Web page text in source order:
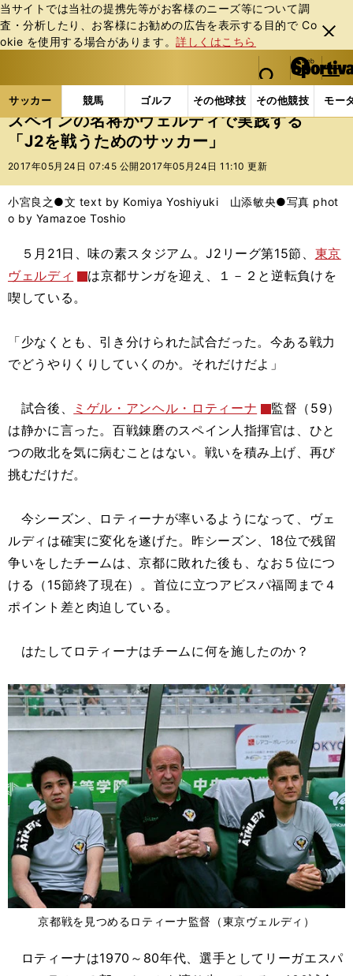
当サイトでは当社の提携先等がお客様のニーズ等について調
査・分析したり、お客様にお勧めの広告を表⽰する⽬的で Co
okie を使⽤する場合があります。詳しくはこちら
閉じ
る
web Sportiva (webスポルティーバ)
検索
マイペ
ー
ジ
メニュ
サッカー 競馬 ゴルフ その他球技 その他競技 モー
ス
ポ
ル
バ
サッカーの記事一覧 Jリーグ他 Jリーグ スペイ
スペインの名将がヴェルディで実践する
「J2を戦うためのサッカー」
2017年05月24日 07:45 公開 2017年05月24日 11:10 更新
小宮良之●文 text by Komiya Yoshiyuki 山添敏央●写真 phot
o by Yamazoe Toshio
５月21日、味の素スタジアム。J2リーグ第15節、 東京
ヴェルディ
は京都サンガを迎え、１－２と逆転負けを
喫している。
「少なくとも、引き分けられた試合だった。今ある戦力
でどうやりくりしていくのか。それだけだよ」
試合後、 ミゲル・アンヘル・ロティーナ
監督（59）
は静かに言った。百戦錬磨のスペイン人指揮官は、ひと
つの敗北を気に病むことはない。戦いを積み上げ、再び
挑むだけだ。
今シーズン、ロティーナが率いるようになって、ヴェ
ルディは確実に変化を遂げた。昨シーズン、18位で残留
争いをしたチームは、京都に敗れた後も、なお５位につ
ける（15節終了現在）。首位に立つアビスパ福岡まで４
ポイント差と肉迫している。
はたしてロティーナはチームに何を施したのか？
京都戦を見つめるロティーナ監督（東京ヴェルディ）
ロティーナは1970～80年代、選手としてリーガエスパ